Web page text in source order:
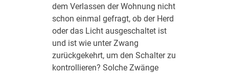
dem Verlassen der Wohnung nicht
schon einmal gefragt, ob der Herd
oder das Licht ausgeschaltet ist
und ist wie unter Zwang
zurückgekehrt, um den Schalter zu
kontrollieren? Solche Zwänge